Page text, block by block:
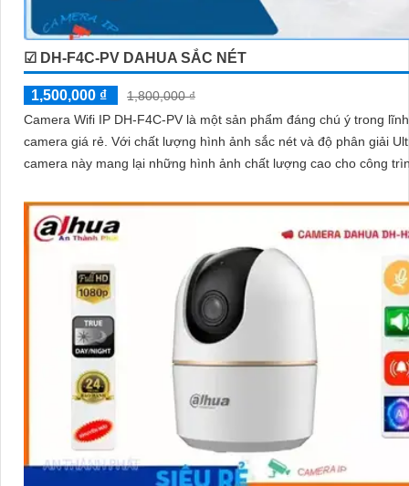
☑ DH-F4C-PV DAHUA SẮC NÉT
1,500,000 ₫
1,800,000 ₫
Camera Wifi IP DH-F4C-PV là một sản phẩm đáng chú ý trong
camera giá rẻ. Với chất lượng hình ảnh sắc nét và độ phân giải Ultra 2k,
camera này mang lại những hình ảnh chất lượng cao cho công